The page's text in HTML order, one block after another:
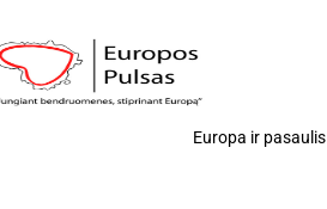
Europa ir pasaulis